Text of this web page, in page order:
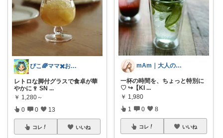
ぴこ🌈ママ✖️お洒落✖️お得
レトロな脚付グラスで食卓が華
やかに🍷 SN ...
￥ 1,280～
0 0 13
コレ いいね
mAm｜大人のご褒美セレクト
一杯の時間を、ちょっと特別に
♡ ↪︎【KI ...
￥ 1,980
1 0 8
コレ いいね